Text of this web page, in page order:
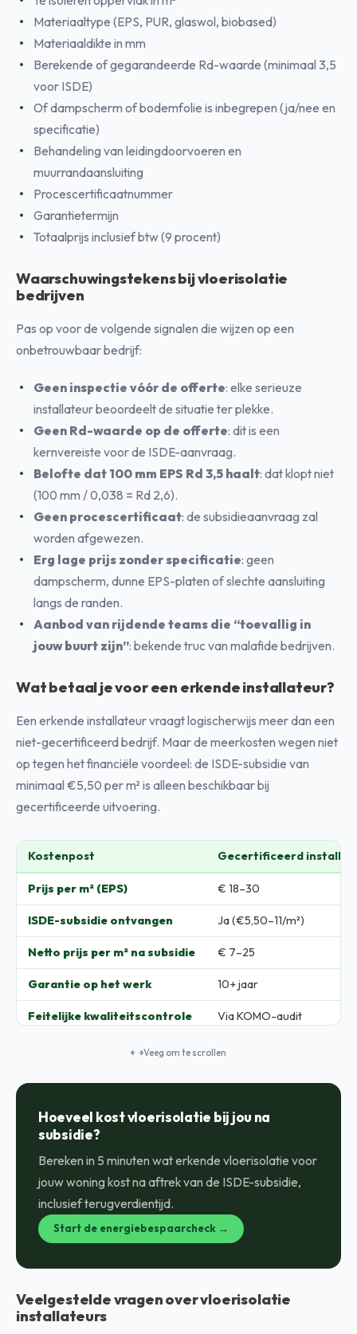
Materiaaltype (EPS, PUR, glaswol, biobased)
Materiaaldikte in mm
Berekende of gegarandeerde Rd-waarde (minimaal 3,5
voor ISDE)
Of dampscherm of bodemfolie is inbegrepen (ja/nee en
specificatie)
Behandeling van leidingdoorvoeren en
muurrandaansluiting
Procescertificaatnummer
Garantietermijn
Totaalprijs inclusief btw (9 procent)
Waarschuwingstekens bij vloerisolatie
bedrijven
Pas op voor de volgende signalen die wijzen op een
onbetrouwbaar bedrijf:
Geen inspectie vóór de offerte: elke serieuze
installateur beoordeelt de situatie ter plekke.
Geen Rd-waarde op de offerte: dit is een
kernvereiste voor de ISDE-aanvraag.
Belofte dat 100 mm EPS Rd 3,5 haalt: dat klopt niet
(100 mm / 0,038 = Rd 2,6).
Geen procescertificaat: de subsidieaanvraag zal
worden afgewezen.
Erg lage prijs zonder specificatie: geen
dampscherm, dunne EPS-platen of slechte aansluiting
langs de randen.
Aanbod van rijdende teams die “toevallig in
jouw buurt zijn”: bekende truc van malafide bedrijven.
Wat betaal je voor een erkende installateur?
Een erkende installateur vraagt logischerwijs meer dan een
niet-gecertificeerd bedrijf. Maar de meerkosten wegen niet
op tegen het financiële voordeel: de ISDE-subsidie van
minimaal €5,50 per m² is alleen beschikbaar bij
gecertificeerde uitvoering.
Kostenpost Gecertificeerd
Prijs per m² (EPS) € 18–30
ISDE-subsidie ontvangen Ja (€5,50–11/m²)
Netto prijs per m² na subsidie € 7–25
Garantie op het werk 10+ jaar
Feitelijke kwaliteitscontrole Via KOMO-audit
Veeg om te scrollen
Hoeveel kost vloerisolatie bij jou na
subsidie?
Bereken in 5 minuten wat erkende vloerisolatie voor
jouw woning kost na aftrek van de ISDE-subsidie,
inclusief terugverdientijd.
Start de energiebespaarcheck →
Veelgestelde vragen over vloerisolatie
installateurs